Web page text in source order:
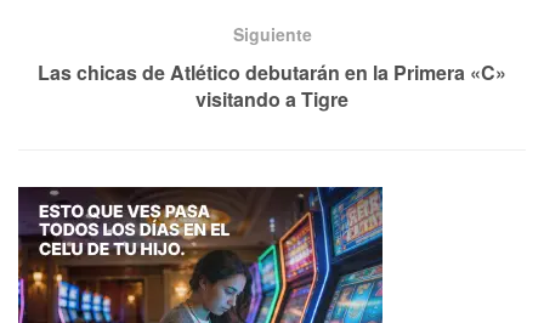
Siguiente
Las chicas de Atlético debutarán en la Primera «C»
visitando a Tigre